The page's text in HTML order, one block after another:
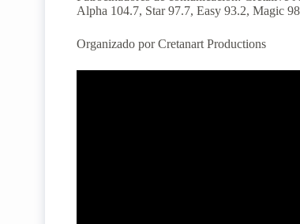
Alpha 104.7, Star 97.7, Easy 93.2, Magic
Organizado por Cretanart Productions